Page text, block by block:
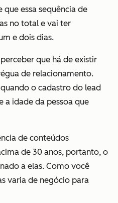
que essa sequência de
no total e vai ter
e dois dias.
que há de existir
de relacionamento.
o cadastro do lead
a idade da pessoa que
de conteúdos
de 30 anos, portanto, o
a elas. Como você
varia de negócio para